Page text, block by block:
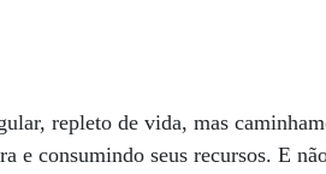
repleto de vida, mas
e consumindo seus recursos. E